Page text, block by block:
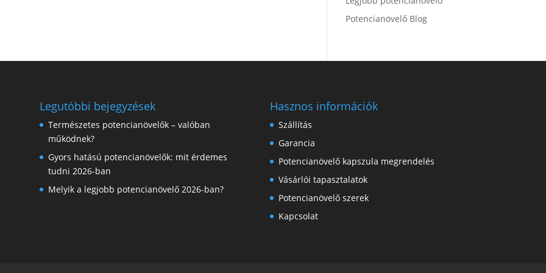
Potencianövelő Blog
Legutóbbi bejegyzések
Természetes potencianövelők – valóban
működnek?
Gyors hatású potencianövelők: mit érdemes
tudni 2026-ban
Melyik a legjobb potencianövelő 2026-ban?
Hasznos információk
Szállítás
Garancia
Potencianövelő kapszula megrendelés
Vásárlói tapasztalatok
Potencianövelő szerek
Kapcsolat